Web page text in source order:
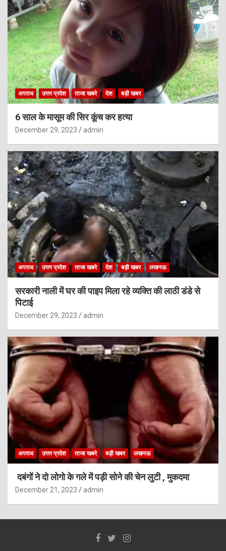
अपराध उत्तर प्रदेश ताजा खबरे देश बड़ी खबर
6 साल के मासूम की सिर कूंच कर हत्या
December 29, 2023 admin
अपराध उत्तर प्रदेश ताजा खबरे देश बड़ी खबर लखनऊ
सरकारी नाली में घर की पाइप मिला रहे व्यक्ति की लाठी डंडे से
पिटाई
December 29, 2023 admin
अपराध उत्तर प्रदेश ताजा खबरे बड़ी खबर लखनऊ
दबंगों ने दो लोगो के गले में पड़ी सोने की चेन लुटी , मुकदमा
December 21, 2023 admin